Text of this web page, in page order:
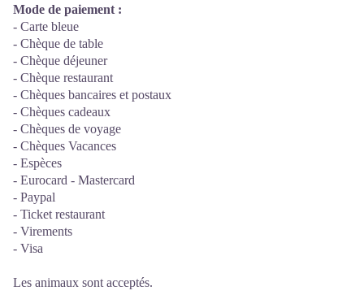
Mode de paiement :
- Carte bleue
- Chèque de table
- Chèque déjeuner
- Chèque restaurant
- Chèques bancaires et postaux
- Chèques cadeaux
- Chèques de voyage
- Chèques Vacances
- Espèces
- Eurocard - Mastercard
- Paypal
- Ticket restaurant
- Virements
- Visa
Les animaux sont acceptés.